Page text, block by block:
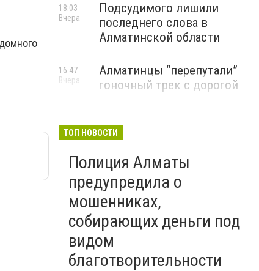
Подсудимого лишили
последнего слова в
Алматинской области
18:03
Вчера
Алматинцы “перепутали”
гоночный трек с дорогой
16:47
Вчера
ТОП НОВОСТИ
Полиция Алматы
предупредила о
мошенниках,
собирающих деньги под
видом
благотворительности